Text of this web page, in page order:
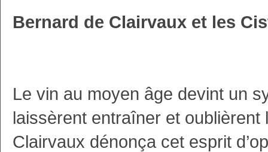
Bernard de Clairvaux et les
Le vin au moyen âge devint un
laissèrent entraîner et
Clairvaux dénonça cet esprit